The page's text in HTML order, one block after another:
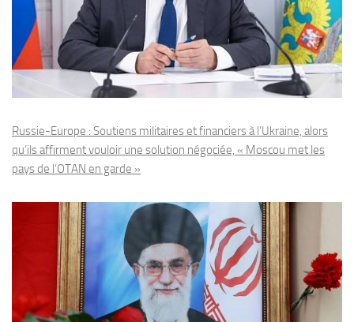
Russie-Europe : Soutiens militaires et financiers à l’Ukraine, alors
qu’ils affirment vouloir une solution négociée, « Moscou met les
pays de l’OTAN en garde »